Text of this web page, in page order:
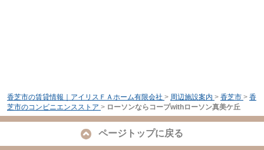
香芝市の賃貸情報｜アイリスＦＡホーム有限会社 > 周辺施設案内 > 香芝市 > 香
芝市のコンビニエンスストア > ローソンならコープwithローソン真美ケ丘
ページトップに戻る